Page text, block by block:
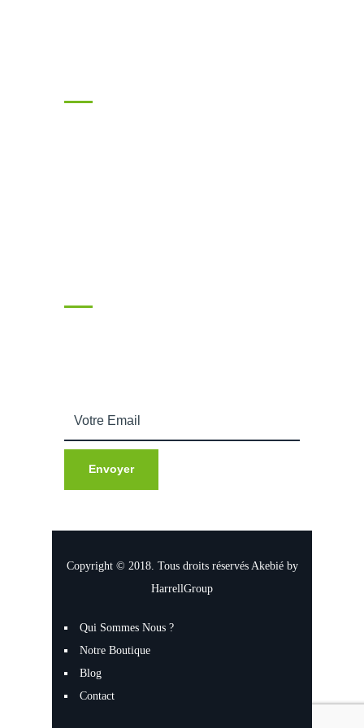
Copyright © 2018. Tous droits réservés Akebié by
HarrellGroup
Qui Sommes Nous ?
Notre Boutique
Blog
Contact